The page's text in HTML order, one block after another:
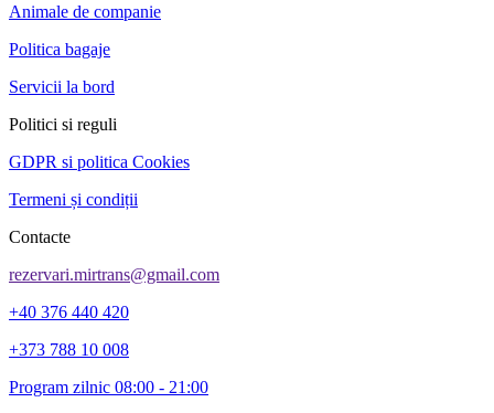
Animale de companie
Politica bagaje
Servicii la bord
Politici si reguli
GDPR si politica Cookies
Termeni și condiții
Contacte
rezervari.mirtrans@gmail.com
+40 376 440 420
+373 788 10 008
Program zilnic 08:00 - 21:00